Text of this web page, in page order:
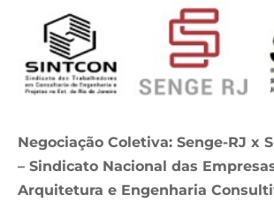
Negociação Coletiva: Senge-RJ x
– Sindicato Nacional das
Arquitetura e Engenharia